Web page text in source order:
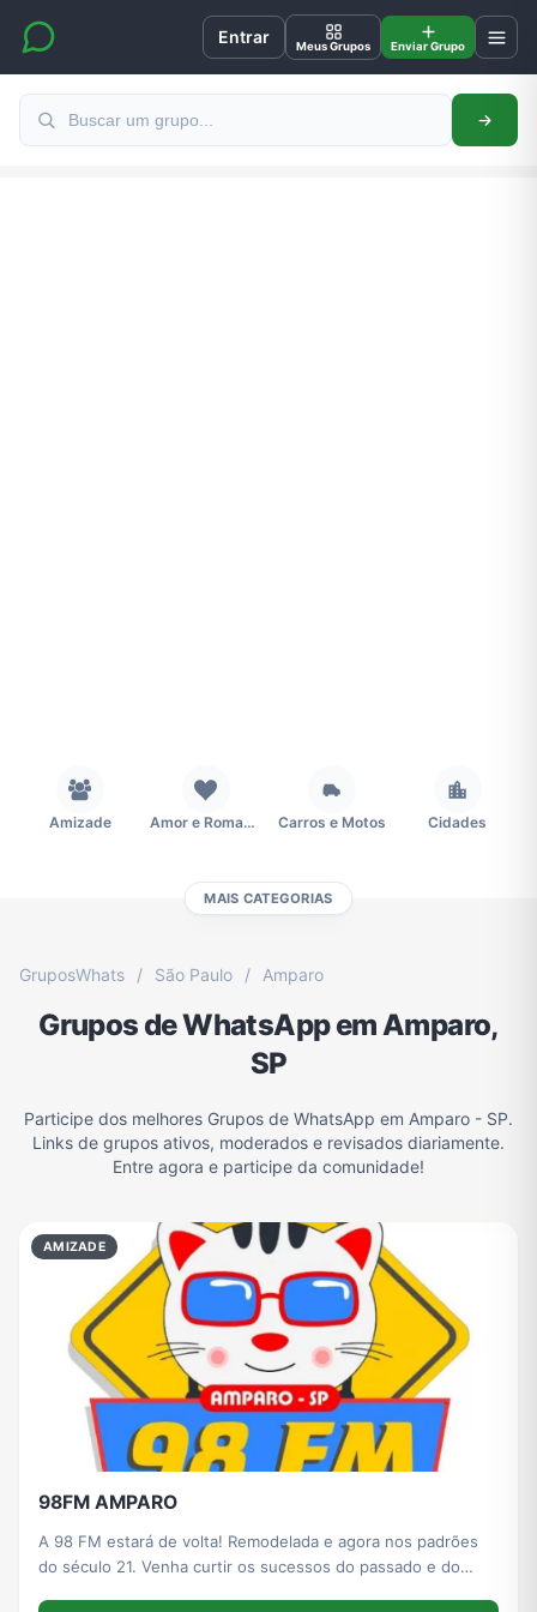
Entrar Meus Grupos Enviar Grupo
Amizade Amor e Romance Carros e Motos Cidades
Esportes Eventos Fãs
Filmes e Séries Frases e Mensagens Futebol Games e Jogos
Imobiliária Memes, Engraçados e Zoeira
Música Namoro Notícias Outros
Política Profissões Receitas Redes Sociais
MAIS CATEGORIAS
GruposWhats / São Paulo / Amparo
Grupos de WhatsApp em Amparo,
SP
Participe dos melhores Grupos de WhatsApp em Amparo - SP.
Links de grupos ativos, moderados e revisados diariamente.
Entre agora e participe da comunidade!
AMIZADE
98FM AMPARO
A 98 FM estará de volta! Remodelada e agora nos padrões
do século 21. Venha curtir os sucessos do passado e do